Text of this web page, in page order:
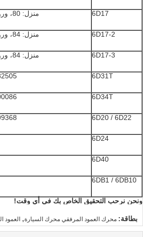
6D17 منزل: 80، ورود: 65
6D17-2 منزل: 84، ورود: 65
6D17-3 منزل: 84، ورود: 70
6D31T
6D34T
6D20 / 6D22
6D24
6D40
6DB1 / 6DB10
ونحن نرحب التحقيق الخاص بك في أي وقت!
بطاقة: محرك العمود المرفقي محرك السيارة,